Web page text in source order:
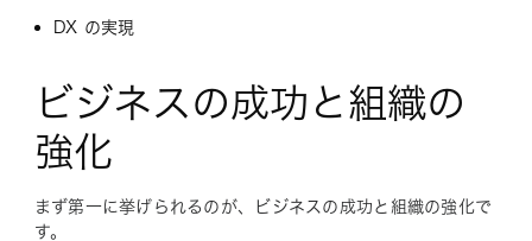
DX の実現
ビジネスの成功と組織の
強化
まず第一に挙げられるのが、ビジネスの成功と組織の強化で
す。